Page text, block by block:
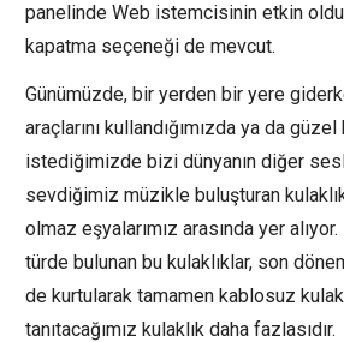
panelinde Web istemcisinin etkin
kapatma seçeneği de mevcut.
Günümüzde, bir yerden bir yere
araçlarını kullandığımızda ya da
istediğimizde bizi dünyanın diğer
sevdiğimiz müzikle buluşturan
olmaz eşyalarımız arasında yer
türde bulunan bu kulaklıklar, son
de kurtularak tamamen kablosuz
tanıtacağımız kulaklık daha fazlasıdır.